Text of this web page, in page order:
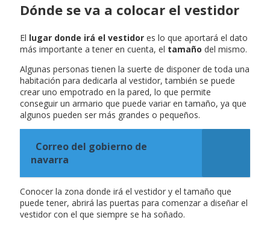
Dónde se va a colocar el vestidor
El lugar donde irá el vestidor es lo que aportará el dato
más importante a tener en cuenta, el tamaño del mismo.
Algunas personas tienen la suerte de disponer de toda una
habitación para dedicarla al vestidor, también se puede
crear uno empotrado en la pared, lo que permite
conseguir un armario que puede variar en tamaño, ya que
algunos pueden ser más grandes o pequeños.
Correo del gobierno de
navarra
Conocer la zona donde irá el vestidor y el tamaño que
puede tener, abrirá las puertas para comenzar a diseñar el
vestidor con el que siempre se ha soñado.